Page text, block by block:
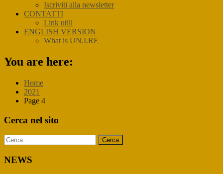
Iscriviti alla newsletter
CONTATTI
Link utili
ENGLISH VERSION
What is UN.I.RE
You are here:
Home
2021
Page 4
Primary
Cerca nel sito
Ricerca
per:
NEWS